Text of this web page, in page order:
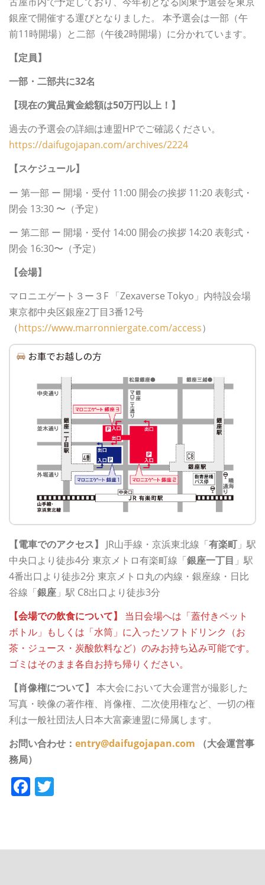
銀座で開催する運びとなりました。 本予選会は一部（午
前11時開場）と二部（午後2時開場）に分かれています。
【定員】
一部・二部共に32名
【現在の賞品賞金総額は50万円以上！】
過去の予選会の詳細は連盟HPでご確認ください。
https://daifugojapan.com/archives/2224
【スケジュール】
ー 第一部 ー 開場・受付 11:00 開会の挨拶 11:20 表彰式・
閉会 13:30 〜（予定）
ー 第二部 ー 開場・受付 14:00 開会の挨拶 14:20 表彰式・
閉会 16:30〜（予定）
【会場】
マロニエゲート３ー３F 「Zexaverse Tokyo」内特設会場
東京都中央区銀座2丁目3番12号
（https://www.marronniergate.com/access）
【電車でのアクセス】 JR山手線・京浜東北線「有楽町」駅
中央口より徒歩4分 東京メトロ有楽町線「銀座一丁目 」駅
4番出口より徒歩2分 東京メトロ丸の内線・銀座線・日比
谷線「銀座 」駅 C8出口より徒歩3分
【会場での飲食について】
当日会場へは「蓋付きペット
ボトル」もしくは「水筒」に入ったソフトドリンク（お
茶・ジュース・炭酸飲料など）のみお持ち込み可能です。
ゴミはそのまま各自お持ち帰りください。
【肖像権について】
本大会において大会運営が撮影した
写真・映像の著作権、肖像権、二次使用権など、一切の権
利は一般社団法人日本大富豪連盟に帰属します。
お問い合わせ： entry@daifugojapan.com （大会運営事
務局）
Facebook